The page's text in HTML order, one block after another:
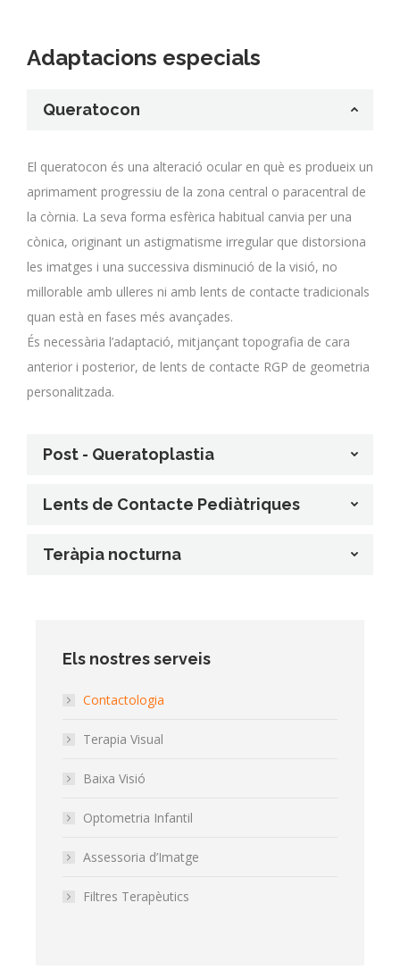
Adaptacions especials
Queratocon
El queratocon és una alteració ocular en què es produeix un
aprimament progressiu de la zona central o paracentral de
la còrnia. La seva forma esfèrica habitual canvia per una
cònica, originant un astigmatisme irregular que distorsiona
les imatges i una successiva disminució de la visió, no
millorable amb ulleres ni amb lents de contacte tradicionals
quan està en fases més avançades.
És necessària l’adaptació, mitjançant topografia de cara
anterior i posterior, de lents de contacte RGP de geometria
personalitzada.
Post - Queratoplastia
Lents de Contacte Pediàtriques
Teràpia nocturna
Els nostres serveis
Contactologia
Terapia Visual
Baixa Visió
Optometria Infantil
Assessoria d’Imatge
Filtres Terapèutics